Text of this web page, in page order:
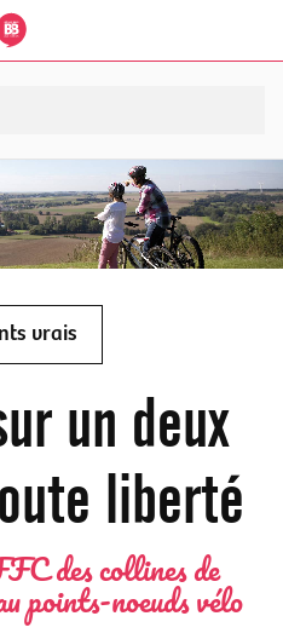
vrais
un deux
liberté
des collines de
points-noeuds vélo